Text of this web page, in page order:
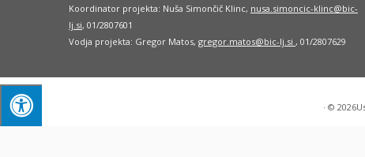
Koordinator projekta: Nuša Simončič Klinc, nusa.simoncic-klinc@bic-
lj.si, 01/2807601
Vodja projekta: Gregor Matos, gregor.matos@bic-lj.si , 01/2807629
· © 2026